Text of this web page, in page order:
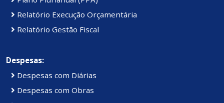
Relatório Execução Orçamentária
Relatório Gestão Fiscal
Despesas:
Despesas com Diárias
Despesas com Obras